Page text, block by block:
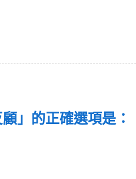
顧」的正確選項是：